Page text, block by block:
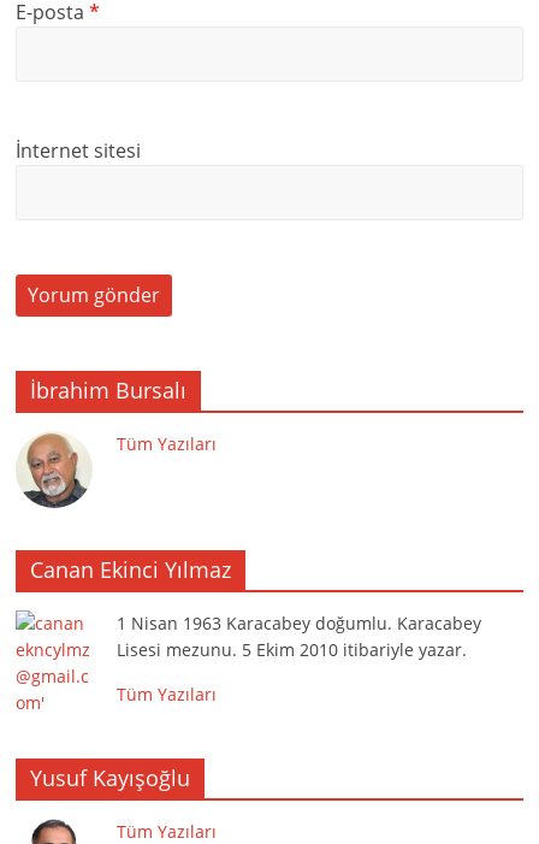
E-posta*
İnternet sitesi
İbrahim Bursalı
Tüm Yazıları
Canan Ekinci Yılmaz
1 Nisan 1963 Karacabey doğumlu. Karacabey
Lisesi mezunu. 5 Ekim 2010 itibariyle yazar.
Tüm Yazıları
Yusuf Kayışoğlu
Tüm Yazıları